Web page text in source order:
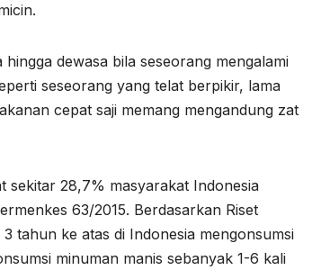
dewasa bila seseorang mengalami
seseorang yang telat berpikir, lama
cepat saji memang mengandung zat
sekitar 28,7% masyarakat Indonesia
63/2015. Berdasarkan Riset
tahun ke atas di Indonesia mengonsumsi
minuman manis sebanyak 1-6 kali